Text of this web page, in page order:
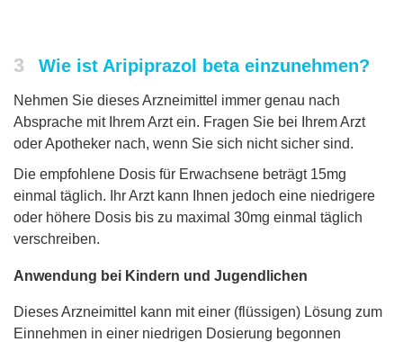
3 Wie ist Aripiprazol beta einzunehmen?
Nehmen Sie dieses Arzneimittel immer genau nach
Absprache mit Ihrem Arzt ein. Fragen Sie bei Ihrem Arzt
oder Apotheker nach, wenn Sie sich nicht sicher sind.
Die empfohlene Dosis für Erwachsene beträgt 15mg
einmal täglich. Ihr Arzt kann Ihnen jedoch eine niedrigere
oder höhere Dosis bis zu maximal 30mg einmal täglich
verschreiben.
Anwendung bei Kindern und Jugendlichen
Dieses Arzneimittel kann mit einer (flüssigen) Lösung zum
Einnehmen in einer niedrigen Dosierung begonnen